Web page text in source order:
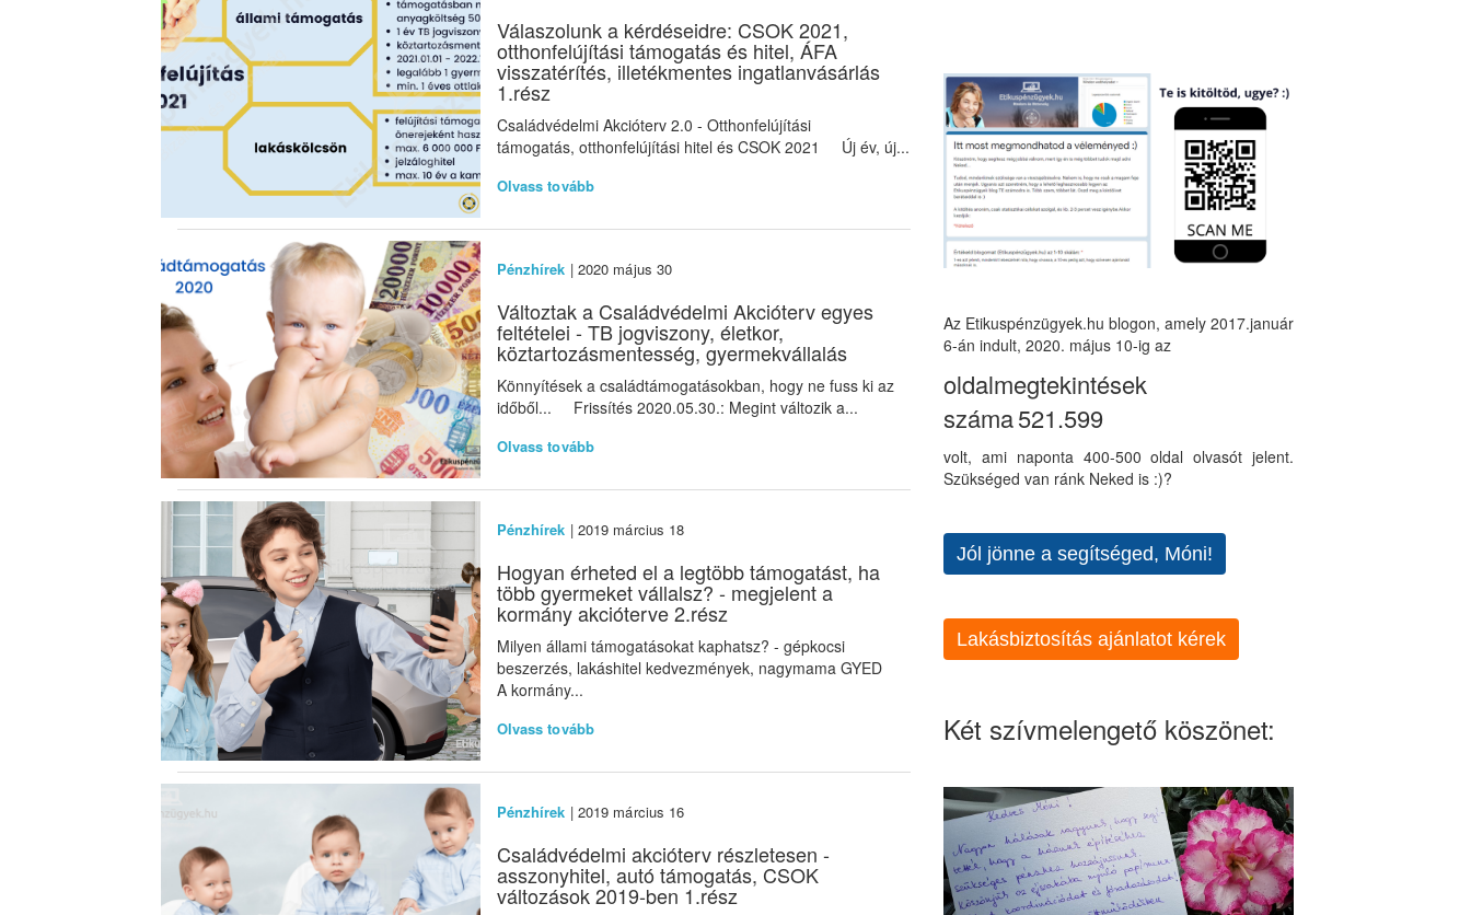
Válaszolunk a kérdéseidre: CSOK 2021,
otthonfelújítási támogatás és hitel, ÁFA
visszatérítés, illetékmentes ingatlanvásárlás
1.rész
Családvédelmi Akcióterv 2.0 - Otthonfelújítási
támogatás, otthonfelújítási hitel és CSOK 2021 Új év, új...
Olvass tovább
Pénzhírek | 2020 május 30
Változtak a Családvédelmi Akcióterv egyes
feltételei - TB jogviszony, életkor,
köztartozásmentesség, gyermekvállalás
Könnyítések a családtámogatásokban, hogy ne fuss ki az
időből... Frissítés 2020.05.30.: Megint változik a...
Olvass tovább
Pénzhírek | 2019 március 18
Hogyan érheted el a legtöbb támogatást, ha
több gyermeket vállalsz? - megjelent a
kormány akcióterve 2.rész
Milyen állami támogatásokat kaphatsz? - gépkocsi
beszerzés, lakáshitel kedvezmények, nagymama GYED
A kormány...
Olvass tovább
Pénzhírek | 2019 március 16
Családvédelmi akcióterv részletesen -
asszonyhitel, autó támogatás, CSOK
változások 2019-ben 1.rész
Az Etikuspénzügyek.hu blogon, amely 2017.január
6-án indult, 2020. május 10-ig az
oldalmegtekintések
száma521.599
volt, ami naponta 400-500 oldal olvasót jelent.
Szükséged van ránk Neked is :)?
Jól jönne a segítséged, Móni!
Lakásbiztosítás ajánlatot kérek
Két szívmelengető köszönet: